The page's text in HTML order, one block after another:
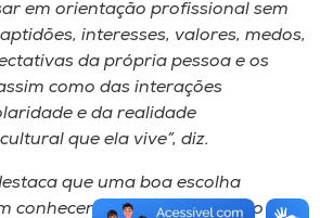
em orientação profissional sem
interesses, valores, medos,
da própria pessoa e os
como das interações
e da realidade
que ela vive”, diz.
que uma boa escolha
conhecer melhor a instituição de